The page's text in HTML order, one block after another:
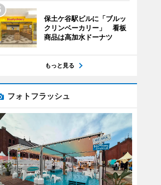
保土ケ谷駅ビルに「ブルッ
クリンベーカリー」 看板
商品は高加水ドーナツ
もっと見る
フォトフラッシュ